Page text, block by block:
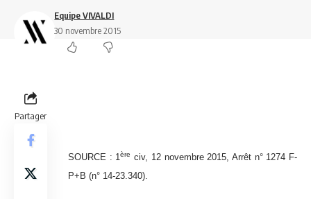
Equipe VIVALDI
30 novembre 2015
Partager
SOURCE : 1ère civ, 12 novembre 2015, Arrêt n° 1274 F-
P+B (n° 14-23.340).